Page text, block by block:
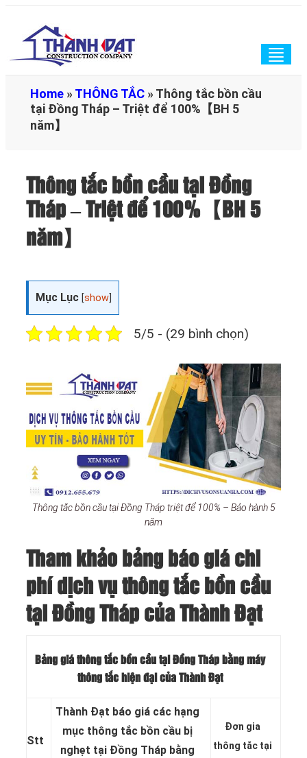
Home »THÔNG TẮC »Thông tắc bồn cầu
tại Đồng Tháp – Triệt để 100%【BH 5
năm】
Thông tắc bồn cầu tại Đồng
Tháp – Triệt để 100%【BH 5
năm】
Mục Lục [show
5/5 - (29 bình chọn)
Thông tắc bồn cầu tại Đồng Tháp triệt để 100% – Bảo hành 5
năm
Tham khảo bảng báo giá chi
phí dịch vụ thông tắc bồn cầu
tại Đồng Tháp của Thành Đạt
Bảng giá thông tắc bồn cầu tại Đồng Tháp bằng máy
thông tắc hiện đại của Thành Đạt
Stt
Thành Đạt báo giá các hạng
mục thông tắc bồn cầu bị
nghẹt tại Đồng Tháp bằng
Đơn gia
thông tắc tại